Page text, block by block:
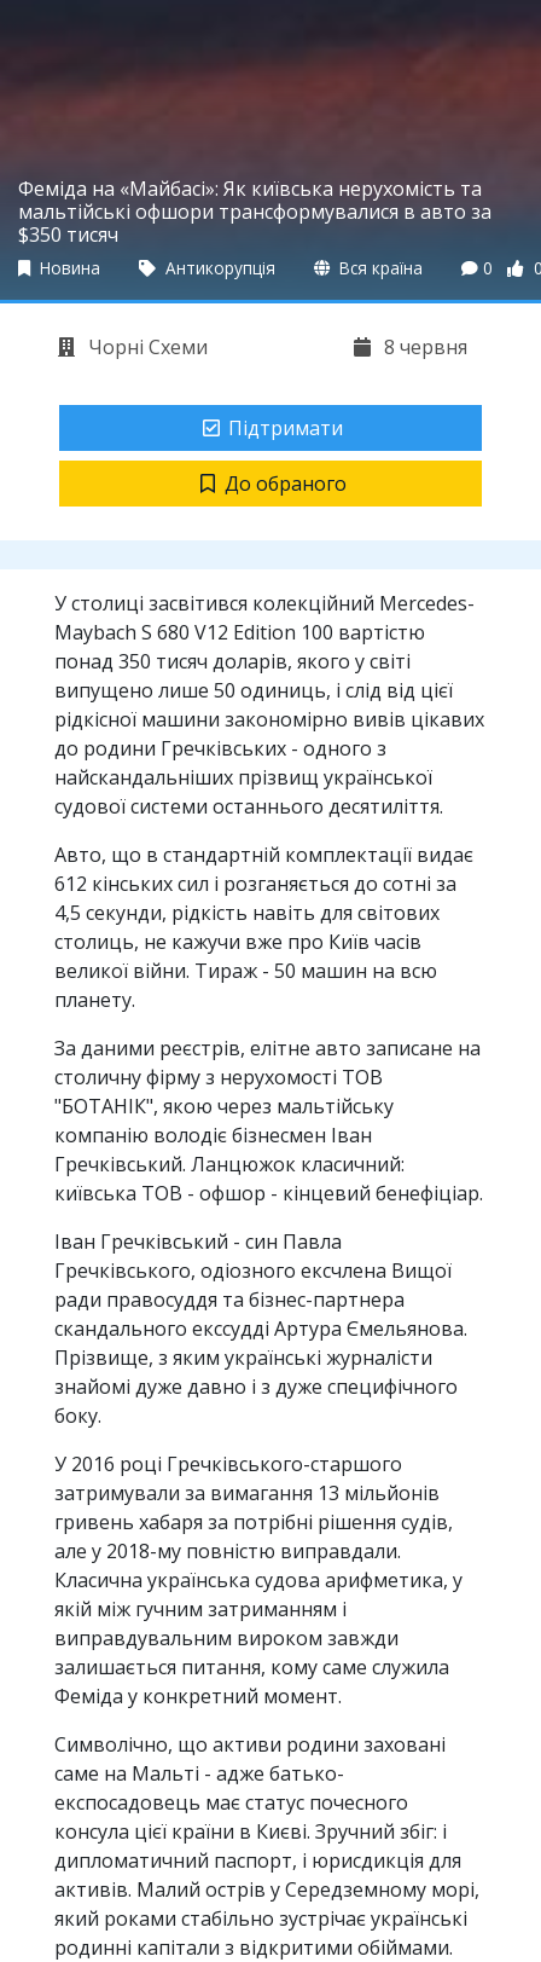
Феміда на «Майбасі»: Як київська нерухомість та
мальтійські офшори трансформувалися в авто за
$350 тисяч
Новина Антикорупція Вся країна 0
Чорні Схеми 8 червня
Підтримати
До обраного
У столиці засвітився колекційний Mercedes-
Maybach S 680 V12 Edition 100 вартістю
понад 350 тисяч доларів, якого у світі
випущено лише 50 одиниць, і слід від цієї
рідкісної машини закономірно вивів цікавих
до родини Гречківських - одного з
найскандальніших прізвищ української
судової системи останнього десятиліття.
Авто, що в стандартній комплектації видає
612 кінських сил і розганяється до сотні за
4,5 секунди, рідкість навіть для світових
столиць, не кажучи вже про Київ часів
великої війни. Тираж - 50 машин на всю
планету.
За даними реєстрів, елітне авто записане на
столичну фірму з нерухомості ТОВ
"БОТАНІК", якою через мальтійську
компанію володіє бізнесмен Іван
Гречківський. Ланцюжок класичний:
київська ТОВ - офшор - кінцевий бенефіціар.
Іван Гречківський - син Павла
Гречківського, одіозного ексчлена Вищої
ради правосуддя та бізнес-партнера
скандального екссудді Артура Ємельянова.
Прізвище, з яким українські журналісти
знайомі дуже давно і з дуже специфічного
боку.
У 2016 році Гречківського-старшого
затримували за вимагання 13 мільйонів
гривень хабаря за потрібні рішення судів,
але у 2018-му повністю виправдали.
Класична українська судова арифметика, у
якій між гучним затриманням і
виправдувальним вироком завжди
залишається питання, кому саме служила
Феміда у конкретний момент.
Символічно, що активи родини заховані
саме на Мальті - адже батько-
експосадовець має статус почесного
консула цієї країни в Києві. Зручний збіг: і
дипломатичний паспорт, і юрисдикція для
активів. Малий острів у Середземному морі,
який роками стабільно зустрічає українські
родинні капітали з відкритими обіймами.